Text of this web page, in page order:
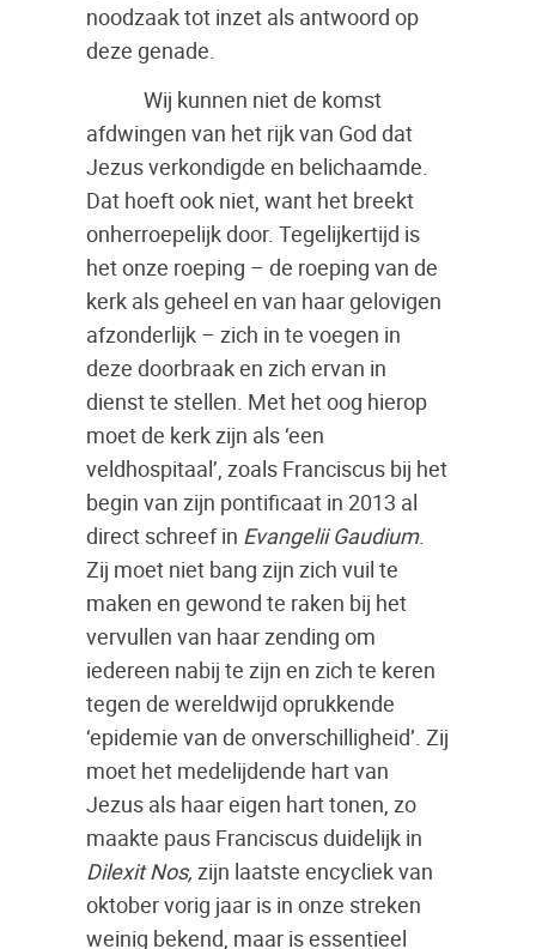
noodzaak tot inzet als antwoord op
deze genade.
Wij kunnen niet de komst
afdwingen van het rijk van God dat
Jezus verkondigde en belichaamde.
Dat hoeft ook niet, want het breekt
onherroepelijk door. Tegelijkertijd is
het onze roeping – de roeping van de
kerk als geheel en van haar gelovigen
afzonderlijk – zich in te voegen in
deze doorbraak en zich ervan in
dienst te stellen. Met het oog hierop
moet de kerk zijn als ‘een
veldhospitaal’, zoals Franciscus bij het
begin van zijn pontificaat in 2013 al
direct schreef in Evangelii Gaudium.
Zij moet niet bang zijn zich vuil te
maken en gewond te raken bij het
vervullen van haar zending om
iedereen nabij te zijn en zich te keren
tegen de wereldwijd oprukkende
‘epidemie van de onverschilligheid’. Zij
moet het medelijdende hart van
Jezus als haar eigen hart tonen, zo
maakte paus Franciscus duidelijk in
Dilexit Nos,zijn laatste encycliek van
oktober vorig jaar is in onze streken
weinig bekend, maar is essentieel